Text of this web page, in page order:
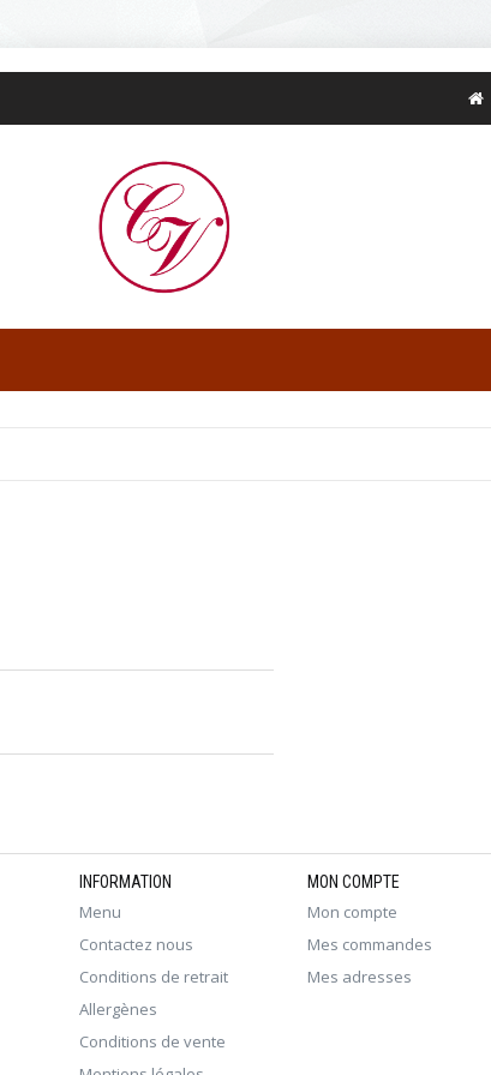
INFORMATION
Menu
Contactez nous
Conditions de retrait
Allergènes
Conditions de vente
MON COMPTE
Mon compte
Mes commandes
Mes adresses